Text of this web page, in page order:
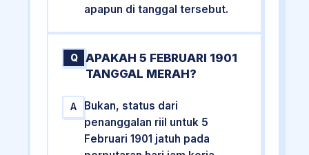
apapun di tanggal tersebut.
Q
APAKAH 5 FEBRUARI 1901
TANGGAL MERAH?
A
Bukan, status dari
penanggalan riil untuk 5
Februari 1901 jatuh pada